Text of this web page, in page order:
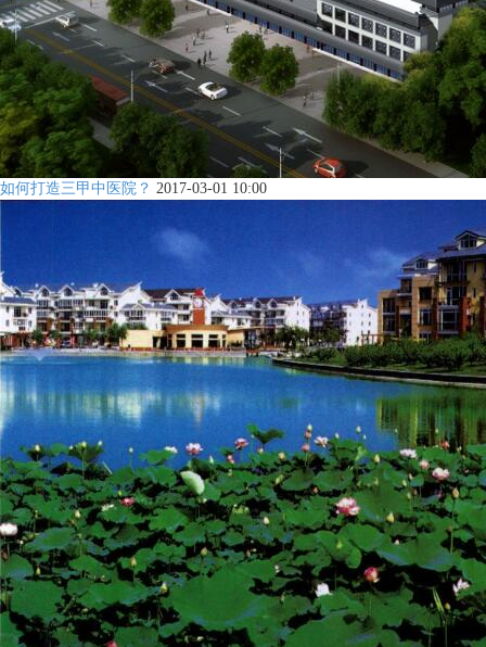
如何打造三甲中医院？ 2017-03-01 10:00